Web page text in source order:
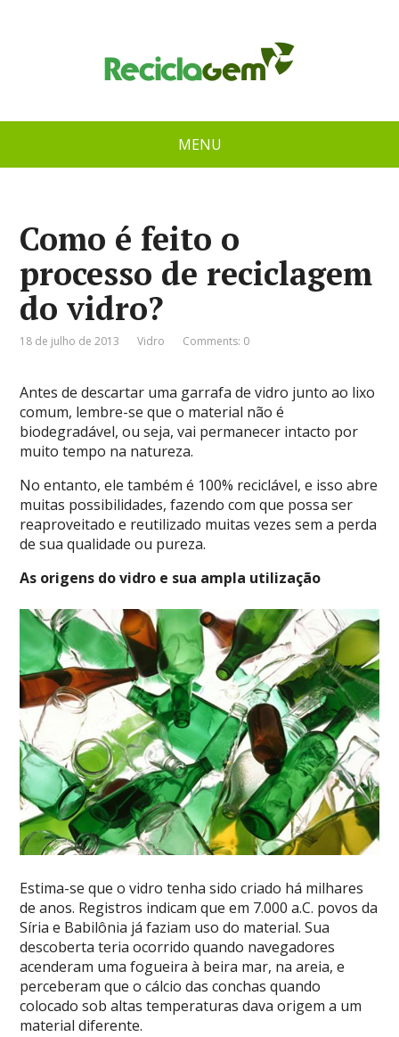
MENU
Como é feito o
processo de reciclagem
do vidro?
18 de julho de 2013 Vidro Comments: 0
Antes de descartar uma garrafa de vidro junto ao lixo
comum, lembre-se que o material não é
biodegradável, ou seja, vai permanecer intacto por
muito tempo na natureza.
No entanto, ele também é 100% reciclável, e isso abre
muitas possibilidades, fazendo com que possa ser
reaproveitado e reutilizado muitas vezes sem a perda
de sua qualidade ou pureza.
As origens do vidro e sua ampla utilização
Estima-se que o vidro tenha sido criado há milhares
de anos. Registros indicam que em 7.000 a.C. povos da
Síria e Babilônia já faziam uso do material. Sua
descoberta teria ocorrido quando navegadores
acenderam uma fogueira à beira mar, na areia, e
perceberam que o cálcio das conchas quando
colocado sob altas temperaturas dava origem a um
material diferente.